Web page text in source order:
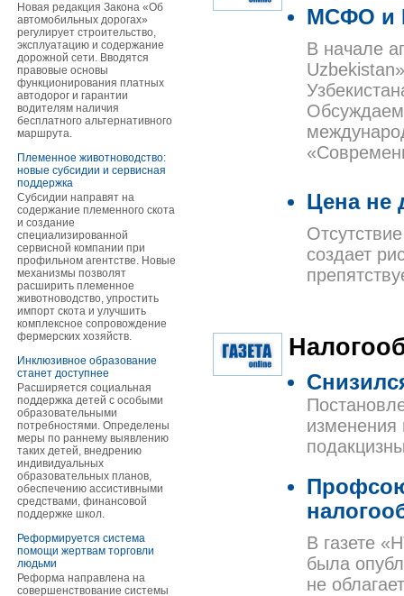
Новая редакция Закона «Об
автомобильных дорогах»
регулирует строительство,
эксплуатацию и содержание
дорожной сети. Вводятся
правовые основы
функционирования платных
автодорог и гарантии
водителям наличия
бесплатного альтернативного
маршрута.
Племенное животноводство:
новые субсидии и сервисная
поддержка
Субсидии направят на
содержание племенного скота
и создание
специализированной
сервисной компании при
профильном агентстве. Новые
механизмы позволят
расширить племенное
животноводство, упростить
импорт скота и улучшить
комплексное сопровождение
фермерских хозяйств.
Инклюзивное образование
станет доступнее
Расширяется социальная
поддержка детей с особыми
образовательными
потребностями. Определены
меры по раннему выявлению
таких детей, внедрению
индивидуальных
образовательных планов,
обеспечению ассистивными
средствами, финансовой
поддержке школ.
Реформируется система
помощи жертвам торговли
людьми
Реформа направлена на
совершенствование системы
МСФО и
В начале
Цена не
создает
изменения
В газете
была
не